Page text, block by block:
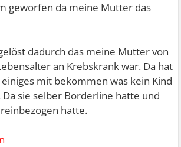
geworfen da meine Mutter das
dadurch das meine Mutter von
an Krebskrank war. Da hat
mit bekommen was kein Kind
sie selber Borderline hatte und
hatte.